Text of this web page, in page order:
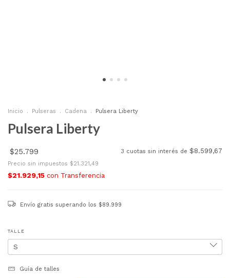
Inicio . Pulseras . Cadena . Pulsera Liberty
Pulsera Liberty
$25.799 3 cuotas sin interés de $8.599,67
Precio sin impuestos $21.321,49
$21.929,15 con Transferencia
Envío gratissuperando los $89.999
TALLE
Guía de talles